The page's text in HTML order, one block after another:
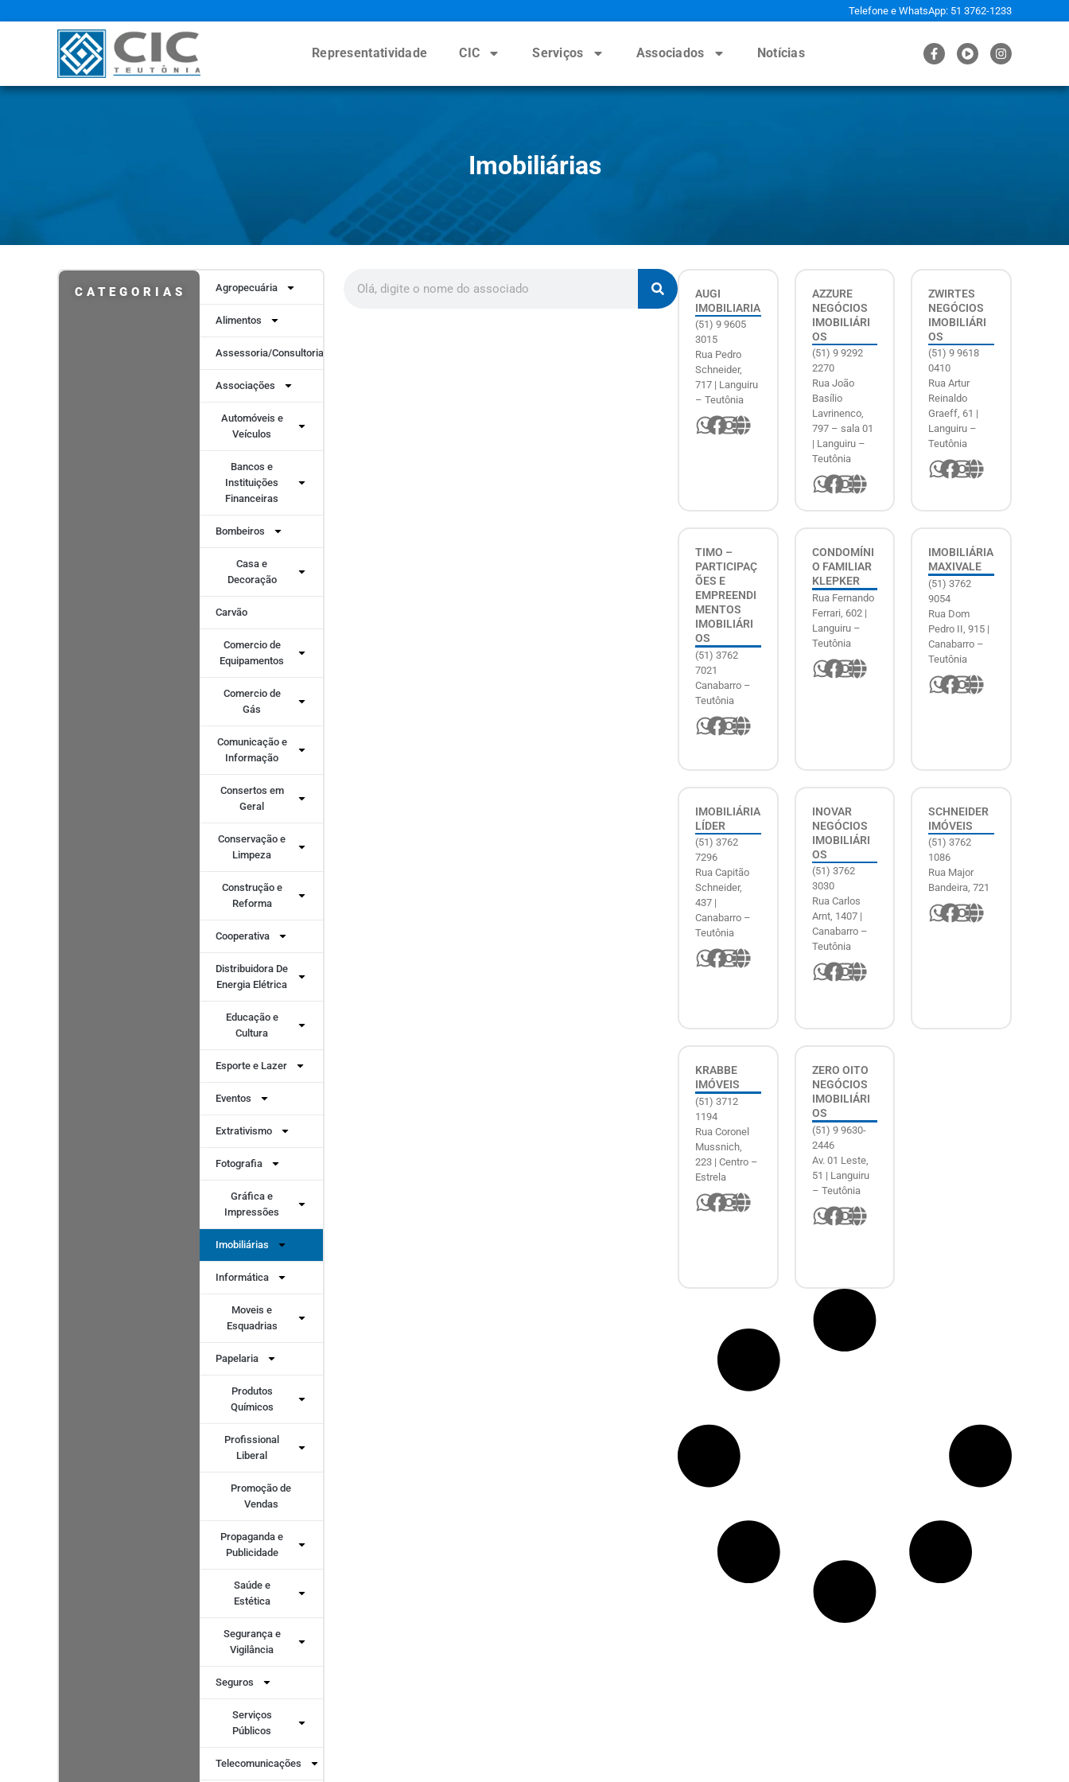
Telefone e WhatsApp: 51 3762-1233
Representatividade CIC Serviços Associados Notícias
Imobiliárias
CATEGORIAS Agropecuária
Alimentos
Assessoria/Consultoria
Associações
Automóveis e
Veículos
Bancos e
Instituições
Financeiras
Bombeiros
Casa e
Decoração
Carvão
Comercio de
Equipamentos
Comercio de
Gás
Comunicação e
Informação
Consertos em
Geral
Conservação e
Limpeza
Construção e
Reforma
Cooperativa
Distribuidora De
Energia Elétrica
Educação e
Cultura
Esporte e Lazer
Eventos
Extrativismo
Fotografia
Gráfica e
Impressões
Imobiliárias
Informática
Moveis e
Esquadrias
Papelaria
Produtos
Químicos
Profissional
Liberal
Promoção de
Vendas
Propaganda e
Publicidade
Saúde e
Estética
Segurança e
Vigilância
Seguros
Serviços
Públicos
Telecomunicações
AUGI
IMOBILIARIA
(51) 9 9605
3015
Rua Pedro
Schneider,
717 | Languiru
– Teutônia
AZZURE
NEGÓCIOS
IMOBILIÁRI
OS
(51) 9 9292
2270
Rua João
Basílio
Lavrinenco,
797 – sala 01
| Languiru –
Teutônia
ZWIRTES
NEGÓCIOS
IMOBILIÁRI
OS
(51) 9 9618
0410
Rua Artur
Reinaldo
Graeff, 61 |
Languiru –
Teutônia
TIMO –
PARTICIPAÇ
ÕES E
EMPREENDI
MENTOS
IMOBILIÁRI
OS
(51) 3762
7021
Canabarro –
Teutônia
CONDOMÍNI
O FAMILIAR
KLEPKER
Rua Fernando
Ferrari, 602 |
Languiru –
Teutônia
IMOBILIÁRIA
MAXIVALE
(51) 3762
9054
Rua Dom
Pedro II, 915 |
Canabarro –
Teutônia
IMOBILIÁRIA
LÍDER
(51) 3762
7296
Rua Capitão
Schneider,
437 |
Canabarro –
Teutônia
INOVAR
NEGÓCIOS
IMOBILIÁRI
OS
(51) 3762
3030
Rua Carlos
Arnt, 1407 |
Canabarro –
Teutônia
SCHNEIDER
IMÓVEIS
(51) 3762
1086
Rua Major
Bandeira, 721
KRABBE
IMÓVEIS
(51) 3712
1194
Rua Coronel
Mussnich,
223 | Centro –
Estrela
ZERO OITO
NEGÓCIOS
IMOBILIÁRI
OS
(51) 9 9630-
2446
Av. 01 Leste,
51 | Languiru
– Teutônia